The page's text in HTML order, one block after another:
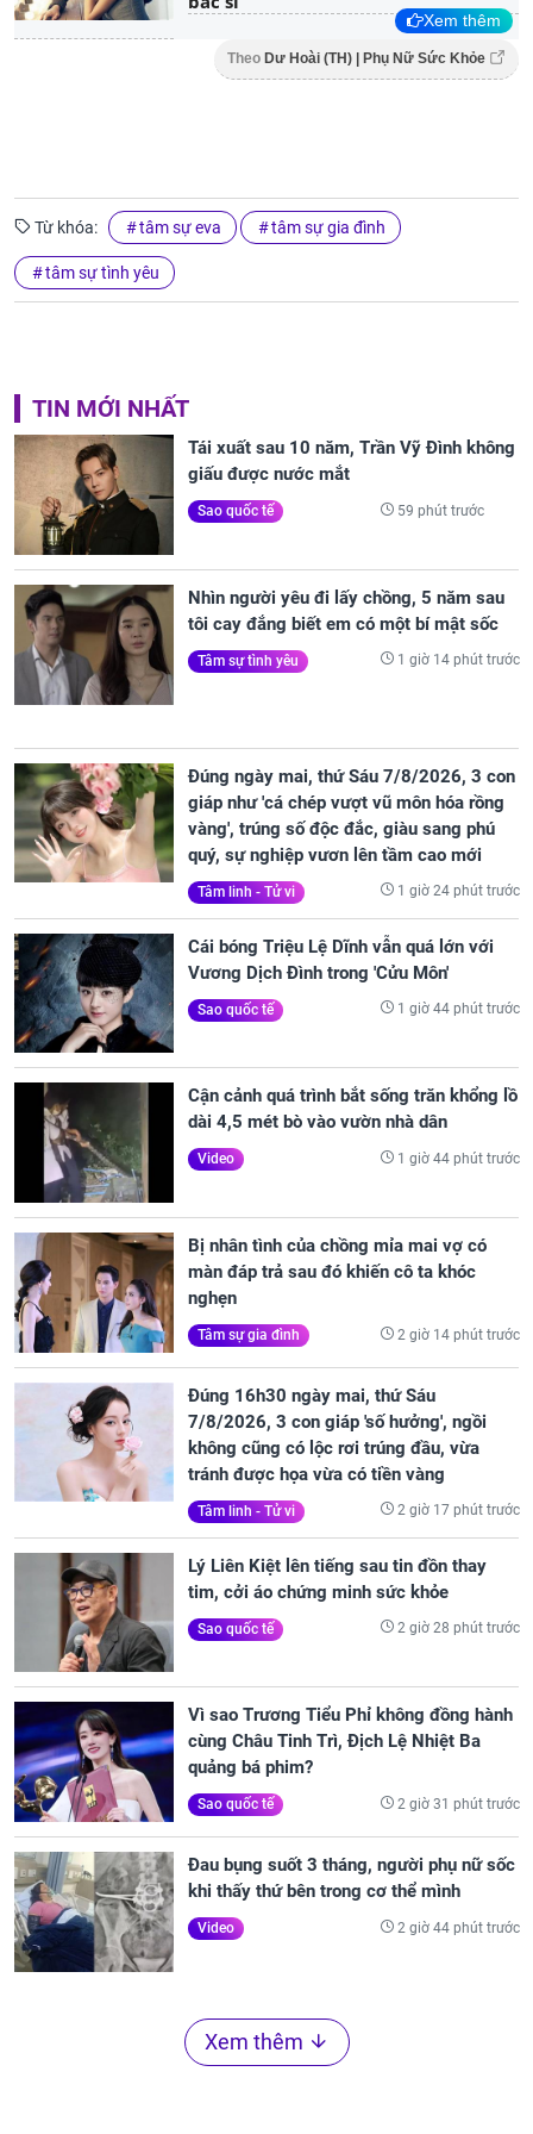
Xem thêm
Theo Dư Hoài (TH) | Phụ Nữ Sức Khỏe
Từ khóa: tâm sự eva tâm sự gia đình
tâm sự tình yêu
TIN MỚI NHẤT
Tái xuất sau 10 năm, Trần Vỹ Đình không
giấu được nước mắt
Sao quốc tế 59 phút trước
Nhìn người yêu đi lấy chồng, 5 năm sau
tôi cay đắng biết em có một bí mật sốc
Tâm sự tình yêu 1 giờ 14 phút trước
Đúng ngày mai, thứ Sáu 7/8/2026, 3 con
giáp như 'cá chép vượt vũ môn hóa rồng
vàng', trúng số độc đắc, giàu sang phú
quý, sự nghiệp vươn lên tầm cao mới
Tâm linh - Tử vi 1 giờ 24 phút trước
Cái bóng Triệu Lệ Dĩnh vẫn quá lớn với
Vương Dịch Đình trong 'Cửu Môn'
Sao quốc tế 1 giờ 44 phút trước
Cận cảnh quá trình bắt sống trăn khổng lồ
dài 4,5 mét bò vào vườn nhà dân
Video 1 giờ 44 phút trước
Bị nhân tình của chồng mỉa mai vợ có
màn đáp trả sau đó khiến cô ta khóc
nghẹn
Tâm sự gia đình 2 giờ 14 phút trước
Đúng 16h30 ngày mai, thứ Sáu
7/8/2026, 3 con giáp 'số hưởng', ngồi
không cũng có lộc rơi trúng đầu, vừa
tránh được họa vừa có tiền vàng
Tâm linh - Tử vi 2 giờ 17 phút trước
Lý Liên Kiệt lên tiếng sau tin đồn thay
tim, cởi áo chứng minh sức khỏe
Sao quốc tế 2 giờ 28 phút trước
Vì sao Trương Tiểu Phỉ không đồng hành
cùng Châu Tinh Trì, Địch Lệ Nhiệt Ba
quảng bá phim?
Sao quốc tế 2 giờ 31 phút trước
Đau bụng suốt 3 tháng, người phụ nữ sốc
khi thấy thứ bên trong cơ thể mình
Video 2 giờ 44 phút trước
Xem thêm